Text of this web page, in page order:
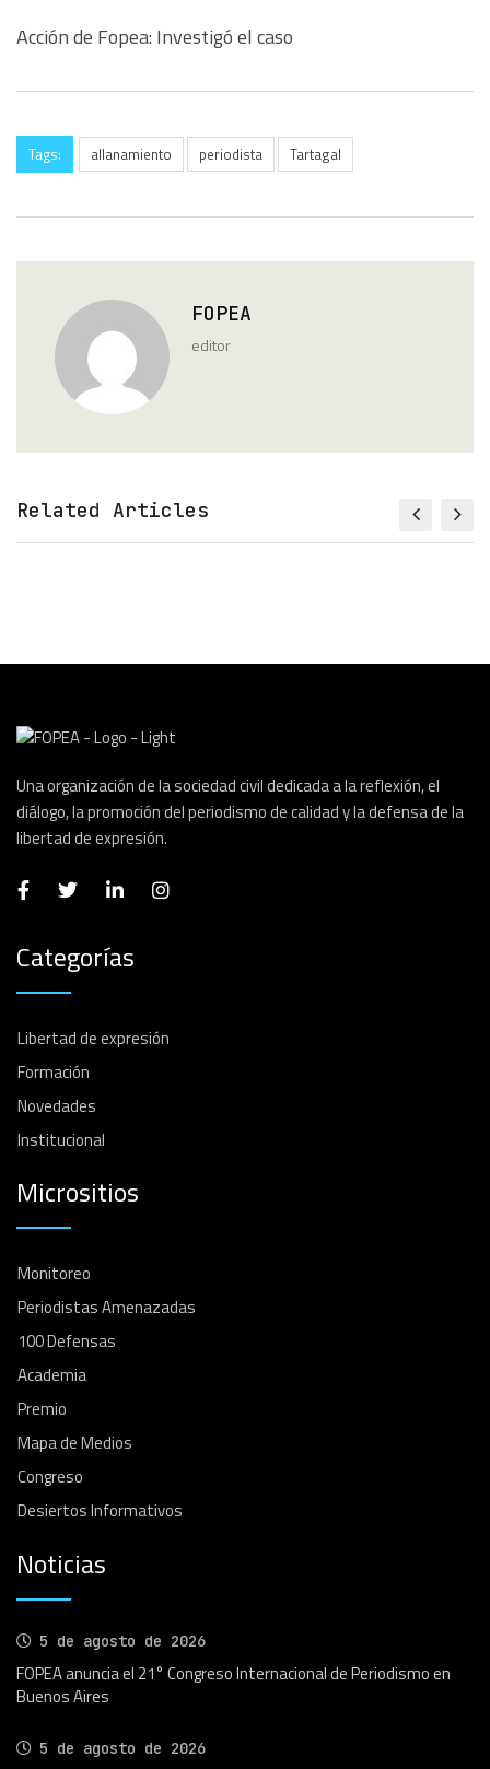
Acción de Fopea: Investigó el caso
Tags: allanamiento periodista Tartagal
FOPEA
editor
Related Articles
Una organización de la sociedad civil dedicada a la reflexión, el
diálogo, la promoción del periodismo de calidad y la defensa de la
libertad de expresión.
Categorías
Libertad de expresión
Formación
Novedades
Institucional
Micrositios
Monitoreo
Periodistas Amenazadas
100 Defensas
Academia
Premio
Mapa de Medios
Congreso
Desiertos Informativos
Noticias
5 de agosto de 2026
FOPEA anuncia el 21° Congreso Internacional de Periodismo en
Buenos Aires
5 de agosto de 2026